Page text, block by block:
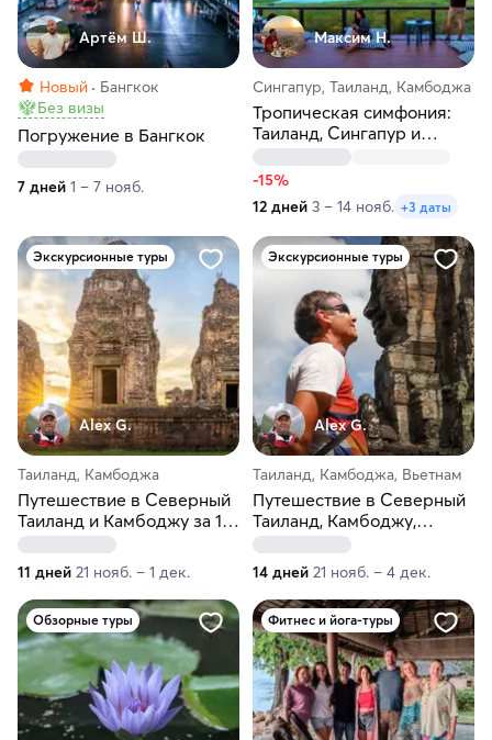
Артём Ш.
Новый
Бангкок
Без визы
Погружение в Бангкок
7 дней 1 – 7 нояб.
Максим H.
Сингапур, Таиланд, Камбоджа
Тропическая симфония:
Таиланд, Сингапур и
Камбоджа!
-15%
12 дней 3 – 14 нояб. +3 даты
Экскурсионные туры
Alex G.
Таиланд, Камбоджа
Путешествие в Северный
Таиланд и Камбоджу за 11
дней
11 дней 21 нояб. – 1 дек.
Экскурсионные туры
Alex G.
Таиланд, Камбоджа, Вьетнам
Путешествие в Северный
Таиланд, Камбоджу,
Вьетнам за 14 дней
14 дней 21 нояб. – 4 дек.
Обзорные туры Фитнес и йога-туры